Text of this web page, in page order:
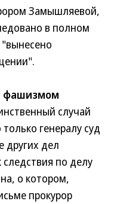
Замышляевой,
в полном
фашизмом
случай
генералу суд
других дел
по делу
о котором,
прокурор